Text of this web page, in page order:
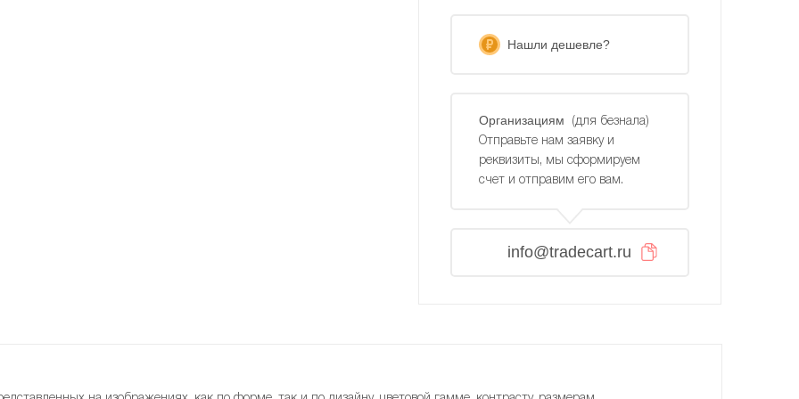
Нашли дешевле?
Организациям
(для безнала)
Отправьте нам заявку и
реквизиты, мы сформируем
счет и отправим его вам.
info@tradecart.ru